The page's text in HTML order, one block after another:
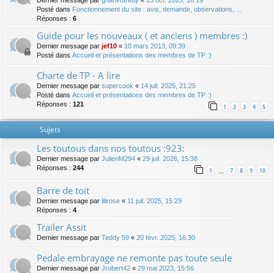
Posté dans Fonctionnement du site : avis, demande, observations, ...
Réponses : 6
Guide pour les nouveaux ( et anciens ) membres :)
Dernier message par jef10 « 10 mars 2013, 09:39
Posté dans Accueil et présentations des membres de TP :)
Charte de TP - A lire
Dernier message par supercook « 14 juil. 2025, 21:25
Posté dans Accueil et présentations des membres de TP :)
Réponses : 121 1 2 3 4 5
Sujets
Les toutous dans nos toutous :923:
Dernier message par JulienM294 « 29 juil. 2026, 15:38
Réponses : 244 1 … 7 8 9 10
Barre de toit
Dernier message par lilirose « 11 juil. 2025, 15:29
Réponses : 4
Trailer Assit
Dernier message par Teddy 59 « 20 févr. 2025, 16:30
Pedale embrayage ne remonte pas toute seule
Dernier message par Jrobert42 « 29 mai 2023, 15:56